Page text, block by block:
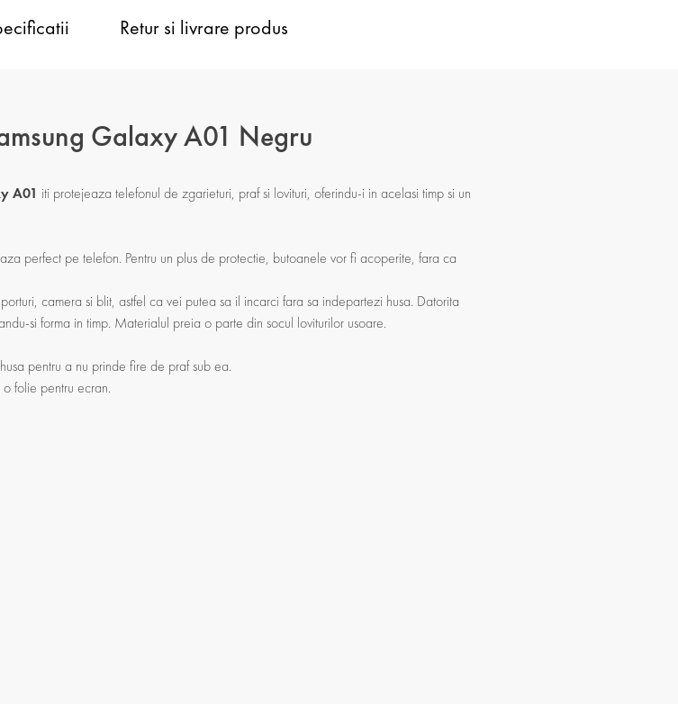
Retur si livrare produs
Galaxy A01 Negru
A01 iti protejeaza telefonul de zgarieturi, praf si lovituri, oferindu-i in acelasi timp si un
perfect pe telefon. Pentru un plus de protectie, butoanele vor fi acoperite, fara ca
camera si blit, astfel ca vei putea sa il incarci fara sa indepartezi husa. Datorita
si forma in timp. Materialul preia o parte din socul loviturilor usoare.
pentru a nu prinde fire de praf sub ea.
folie pentru ecran.